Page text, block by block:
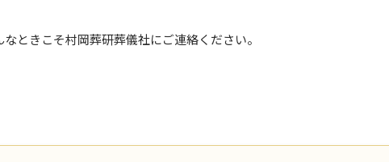
ときこそ村岡葬研葬儀社にご連絡ください。